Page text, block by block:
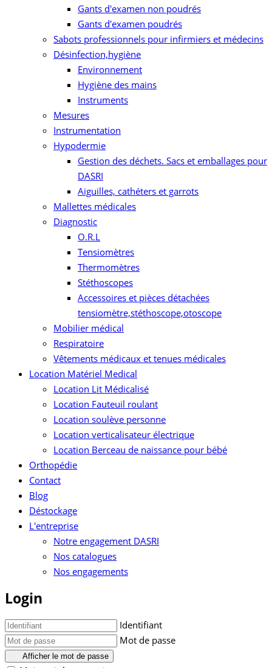
Gants d'examen non poudrés
Gants d'examen poudrés
Sabots professionnels pour infirmiers et médecins
Désinfection,hygiène
Environnement
Hygiène des mains
Instruments
Mesures
Instrumentation
Hypodermie
Gestion des déchets. Sacs et emballages pour
DASRI
Aiguilles, cathéters et garrots
Mallettes médicales
Diagnostic
O.R.L
Tensiomètres
Thermomètres
Stéthoscopes
Accessoires et pièces détachées
tensiomètre,stéthoscope,otoscope
Mobilier médical
Respiratoire
Vêtements médicaux et tenues médicales
Location Matériel Medical
Location Lit Médicalisé
Location Fauteuil roulant
Location soulève personne
Location verticalisateur électrique
Location Berceau de naissance pour bébé
Orthopédie
Contact
Blog
Déstockage
L'entreprise
Notre engagement DASRI
Nos catalogues
Nos engagements
Login
Identifiant
Mot de passe
Afficher le mot de passe